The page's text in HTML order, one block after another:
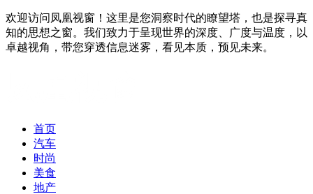
欢迎访问凤凰视窗！这里是您洞察时代的瞭望塔，也是探寻真
知的思想之窗。我们致力于呈现世界的深度、广度与温度，以
卓越视角，带您穿透信息迷雾，看见本质，预见未来。
首页
汽车
时尚
美食
地产